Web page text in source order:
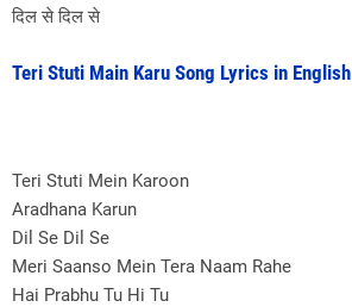
दिल से दिल से
Teri Stuti Main Karu Song Lyrics in English
Teri Stuti Mein Karoon
Aradhana Karun
Dil Se Dil Se
Meri Saanso Mein Tera Naam Rahe
Hai Prabhu Tu Hi Tu